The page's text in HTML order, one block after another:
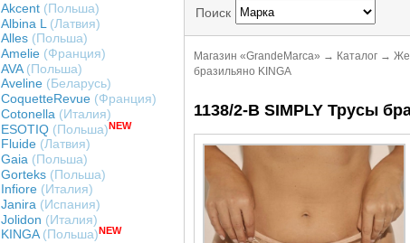
Akcent (Польша)
Albina L (Латвия)
Alles (Польша)
Amelie (Франция)
AVA (Польша)
Aveline (Беларусь)
CoquetteRevue (Франция)
Cotonella (Италия)
ESOTIQ (Польша)NEW
Fluide (Латвия)
Gaia (Польша)
Gorteks (Польша)
Infiore (Италия)
Janira (Испания)
Jolidon (Италия)
KINGA(Польша) NEW
Поиск
Магазин «GrandeMarca» → Каталог →
бразильяно KINGA
1138/2-B SIMPLY Трусы